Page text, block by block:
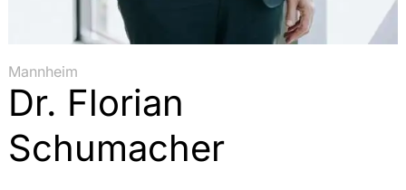
Mannheim
Dr. Florian
Schumacher